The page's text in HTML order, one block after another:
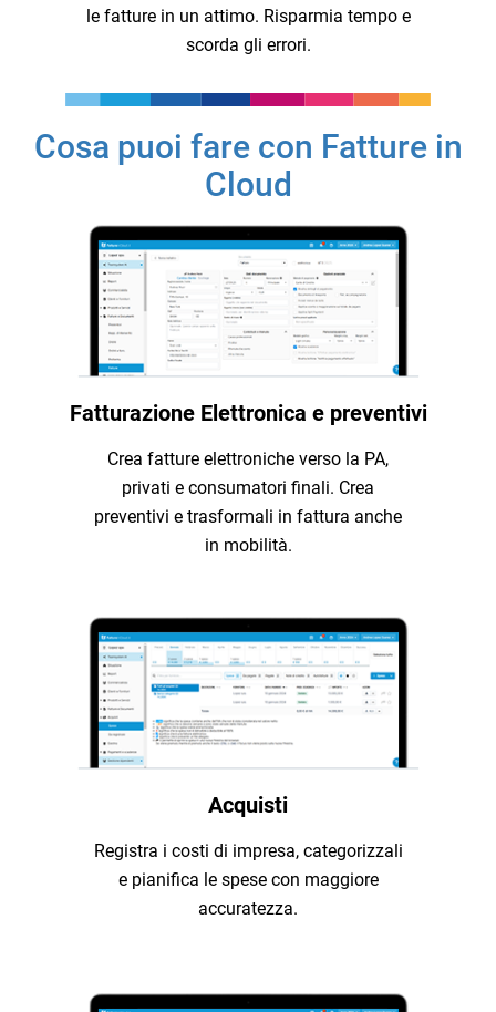
le fatture in un attimo. Risparmia tempo e
scorda gli errori.
Cosa puoi fare con Fatture in
Cloud
Fatturazione Elettronica e preventivi
Crea fatture elettroniche verso la PA,
privati e consumatori finali. Crea
preventivi e trasformali in fattura anche
in mobilità.
Acquisti
Registra i costi di impresa, categorizzali
e pianifica le spese con maggiore
accuratezza.